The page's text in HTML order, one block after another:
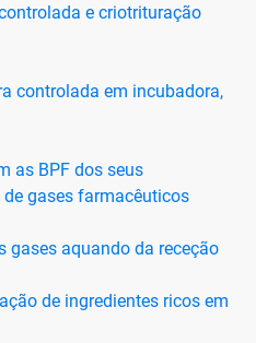
e criotrituração
controlada em incubadora,
as BPF dos seus
gases farmacêuticos
gases aquando da receção
de ingredientes ricos em